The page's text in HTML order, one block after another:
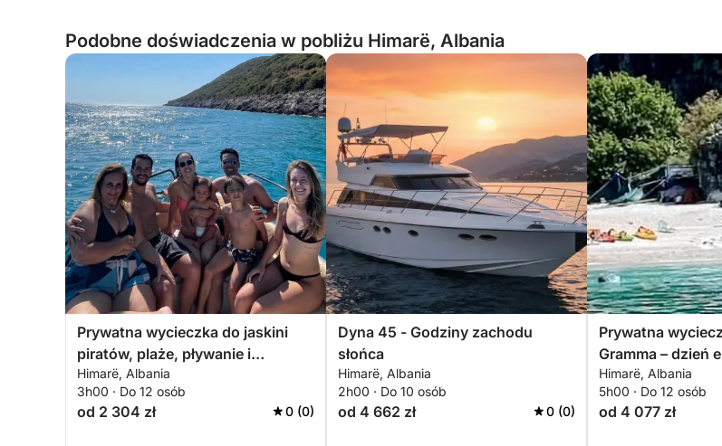
Podobne doświadczenia w pobliżu Himarë, Albania
Prywatna wycieczka do jaskini
piratów, plaże, pływanie i
nurkowanie z rurką – 3-godzinna
ekskluzywna wycieczka
Himarë, Albania
3h00 · Do 12 osób
od 2 304 zł 0 (0)
Dyna 45 - Godziny zachodu
słońca
Himarë, Albania
2h00 · Do 10 osób
od 4 662 zł 0 (0)
Prywatna
Gramma – dzień
wybrzeża i relaksu
Himarë, Albania
5h00 · Do 12 osób
od 4 077 zł